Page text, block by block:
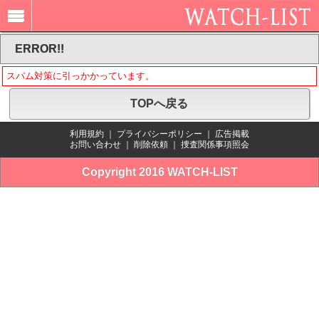
ERROR!!
スパム対策に引っかかっています。
TOPへ戻る
利用規約 プライバシーポリシー
広告掲載
お問い合わせ
削除依頼 捜査関係事項照会
Copyright 2016 WATCH-LIST